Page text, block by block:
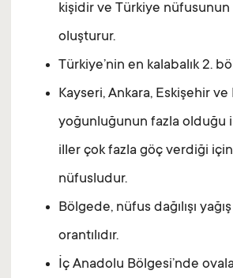
kişidir ve Türkiye nüfusunun
oluşturur.
Türkiye’nin en kalabalık 2.
Kayseri, Ankara, Eskişehir
yoğunluğunun fazla olduğu
iller çok fazla göç verdiği
nüfusludur.
Bölgede, nüfus dağılışı yağış
orantılıdır.
İç Anadolu Bölgesi’nde